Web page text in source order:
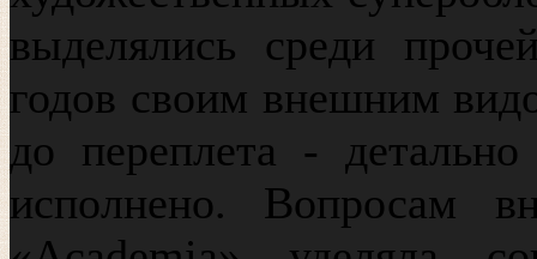
выделялись среди
годов своим внешним
до переплета -
исполнено. Вопросам